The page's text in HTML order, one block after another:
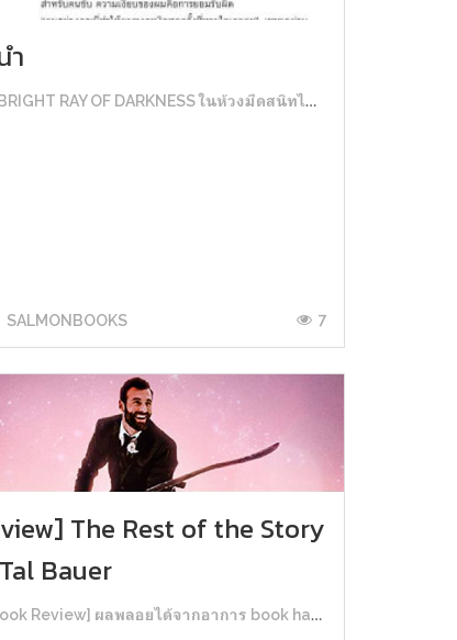
ำ
RAY OF DARKNESS ในห้วงมืดสนิทไม่มิดแสง
SALMONBOOKS 7
The Rest of the Story
Bauer
Review] ผลพลอยได้จากอาการ book hangover หลังอ่านสารพัน MM Romance